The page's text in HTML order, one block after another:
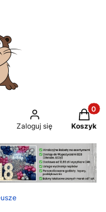
wyszukiwarkę
Zaloguj się Koszyk